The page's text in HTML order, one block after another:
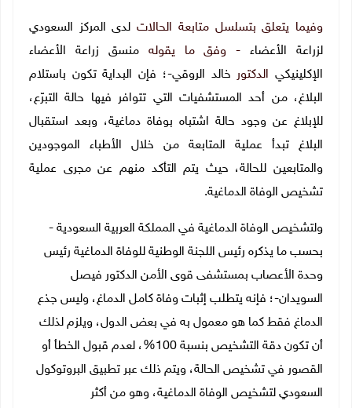
وفيما يتعلق بتسلسل متابعة الحالات لدى المركز السعودي
لزراعة الأعضاء - وفق ما يقولهمنسق زراعة الأعضاء
الإكلينيكيالدكتور خالد الروقي-؛ فإن البداية تكون باستلام
البلاغ، من أحد المستشفيات التي تتوافر فيها حالة التبرّع،
للإبلاغ عن وجود حالة اشتباه بوفاة دماغية، وبعد استقبال
البلاغ تبدأ عملية المتابعة من خلال الأطباء الموجودين
والمتابعين للحالة، حيث يتم التأكد منهم عن مجرى عملية
تشخيص الوفاة الدماغية.
ولتشخيص الوفاة الدماغية في المملكة العربية السعودية -
بحسب ما يذكره رئيس اللجنة الوطنية للوفاة الدماغية رئيس
وحدة الأعصاب بمستشفى قوى الأمن الدكتور فيصل
السويدان-؛ فإنه يتطلب إثبات وفاة كامل الدماغ، وليس جذع
الدماغ فقط كما هو معمول به في بعض الدول، ويلزم لذلك
أن تكون دقة التشخيص بنسبة 100%، لعدم قبول الخطأ أو
القصور في تشخيص الحالة، ويتم ذلك عبر تطبيق البروتوكول
السعودي لتشخيص الوفاة الدماغية، وهو من أكثر